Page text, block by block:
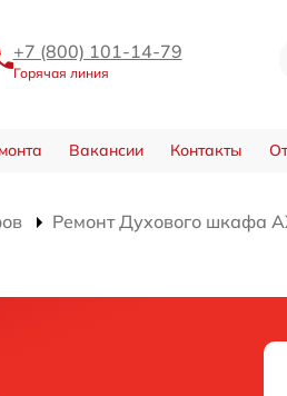
+7 (800) 101-14-79
Горячая линия
Вакансии Контакты
Ремонт Духового шкафа